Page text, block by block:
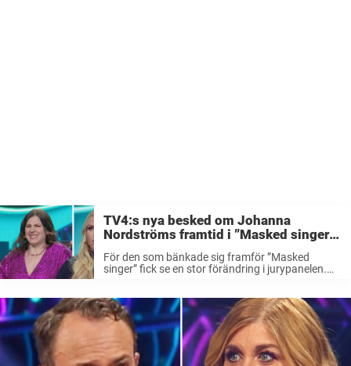
TV4:s nya besked om Johanna
Nordströms framtid i ”Masked singer”
– beslutet efter Nours petning
För den som bänkade sig framför ”Masked
singer” fick se en stor förändring i jurypanelen.
hos tittarna som krävde ...